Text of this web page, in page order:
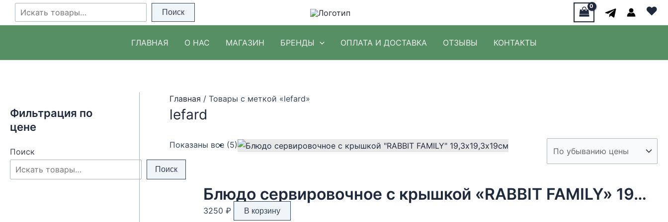
Перейти
Поиск Поиск ♥
ГЛАВНАЯ О НАС МАГАЗИН БРЕНДЫ ОПЛАТА И ДОСТАВКА ОТЗЫВЫ КОНТАКТЫ
Фильтрация по
цене
Поиск
Поиск
Главная / Товары с меткой «lefard»
lefard
Показаны все (5)Цены:
Блюдо сервировочное с крышкой «RABBIT FAMILY» 19,3х19,3х19см
3250 ₽ В корзину